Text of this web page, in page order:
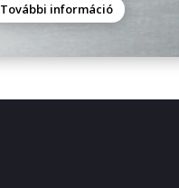
További információ